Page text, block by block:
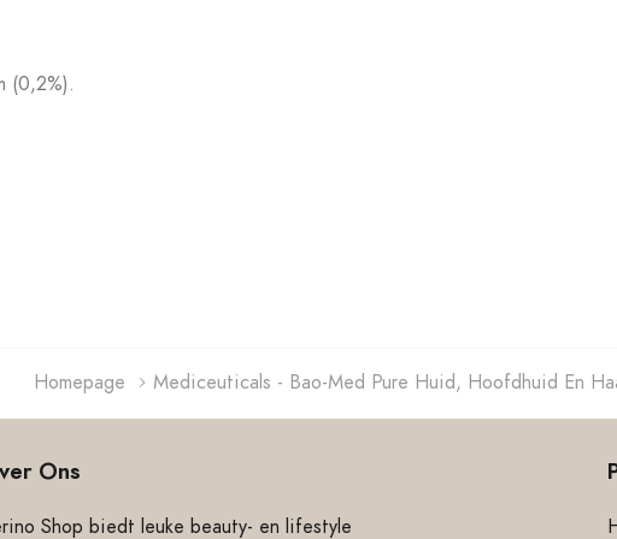
(0,2%).
Homepage Mediceuticals - Bao-Med Pure Huid, Hoofdhuid En
Ons
Shop biedt leuke beauty- en lifestyle